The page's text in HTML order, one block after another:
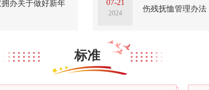
办关于做好新年
07-21
2024
伤残抚恤管理办法
标准